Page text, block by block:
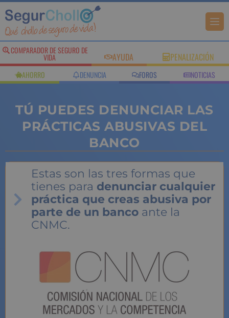
COMPARADOR DE SEGURO DE
VIDA AYUDA PENALIZACIÓN
AHORRO DENUNCIA FOROS NOTICIAS
TÚ PUEDES DENUNCIAR LAS
PRÁCTICAS ABUSIVAS DEL
BANCO
Estas son las tres formas que
tienes para denunciar cualquier
práctica que creas abusiva por
parte de un banco ante la
CNMC.